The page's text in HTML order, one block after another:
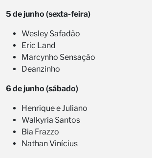
5 de junho (sexta-feira)
Wesley Safadão
Eric Land
Marcynho Sensação
Deanzinho
6 de junho (sábado)
Henrique e Juliano
Walkyria Santos
Bia Frazzo
Nathan Vinícius